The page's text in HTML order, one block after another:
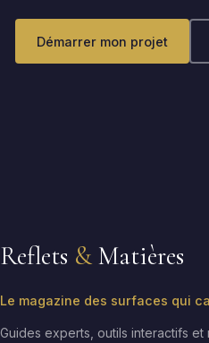
Démarrer mon projet
Reflets & Matières
Le magazine des surfaces qui
Guides experts, outils interactifs